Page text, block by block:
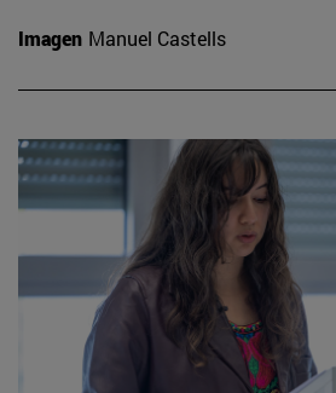
Imagen Manuel Castells